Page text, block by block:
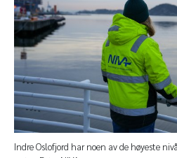
Indre Oslofjord har noen av de høyeste